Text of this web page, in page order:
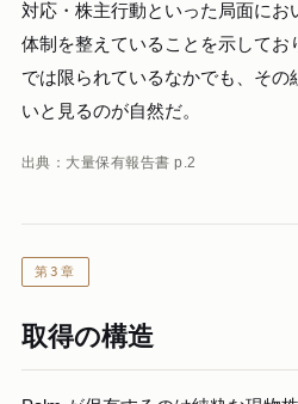
対応・株主行動といった局面にお
体制を整えていることを示してお
では限られているなかでも、その
いと見るのが自然だ。
出典：大量保有報告書 p.2
第3章
取得の構造